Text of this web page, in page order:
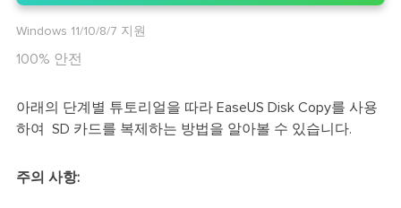
Windows 11/10/8/7 지원
100% 안전
아래의 단계별 튜토리얼을 따라 EaseUS Disk Copy를 사용
하여 SD 카드를 복제하는 방법을 알아볼 수 있습니다.
주의 사항: